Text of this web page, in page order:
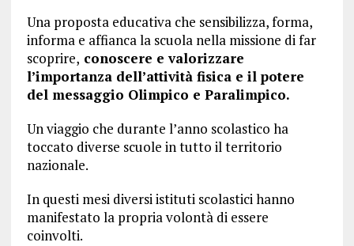
Una proposta educativa che sensibilizza, forma,
informa e affianca la scuola nella missione di far
scoprire, conoscere e valorizzare
l’importanza dell’attività fisica e il potere
del messaggio Olimpico e Paralimpico.
Un viaggio che durante l’anno scolastico ha
toccato diverse scuole in tutto il territorio
nazionale.
In questi mesi diversi istituti scolastici hanno
manifestato la propria volontà di essere
coinvolti.